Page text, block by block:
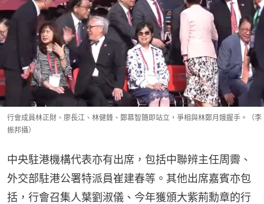
行會成員林正財、廖長江、林健鋒、鄭慕智隨即站立，爭相與林鄭月娥握手。（李
振邦攝）
中央駐港機構代表亦有出席，包括中聯辨主任周霽、
外交部駐港公署特派員崔建春等。其他出席嘉賓亦包
括，行會召集人葉劉淑儀、今年獲頒大紫荊勳章的行